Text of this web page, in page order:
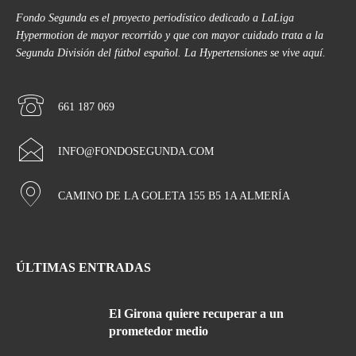
Fondo Segunda es el proyecto periodístico dedicado a LaLiga
Hypermotion de mayor recorrido y que con mayor cuidado trata a la
Segunda División del fútbol español. La Hypertensiones se vive aquí.
661 187 069
INFO@FONDOSEGUNDA.COM
CAMINO DE LA GOLETA 155 B5 1A ALMERÍA
ÚLTIMAS ENTRADAS
El Girona quiere recuperar a un
prometedor medio